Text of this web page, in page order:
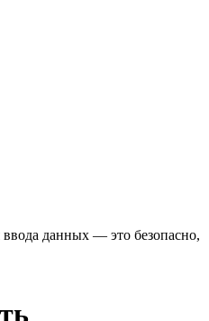
ввода данных — это безопасно,